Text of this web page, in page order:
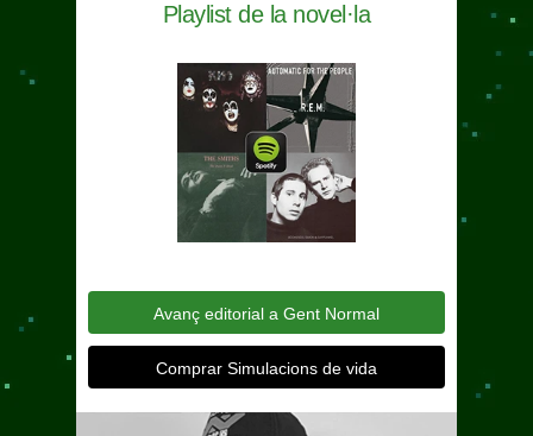
Playlist de la novel·la
Avanç editorial a Gent Normal
Comprar Simulacions de vida